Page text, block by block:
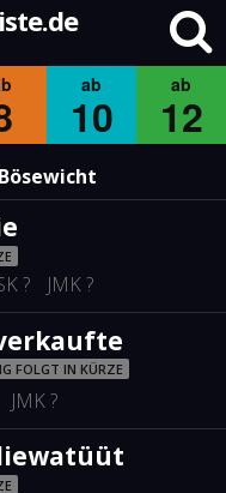
ab
10
ab
12
Bösewicht
? JMK ?
FOLGT IN KÜRZE
JMK ?